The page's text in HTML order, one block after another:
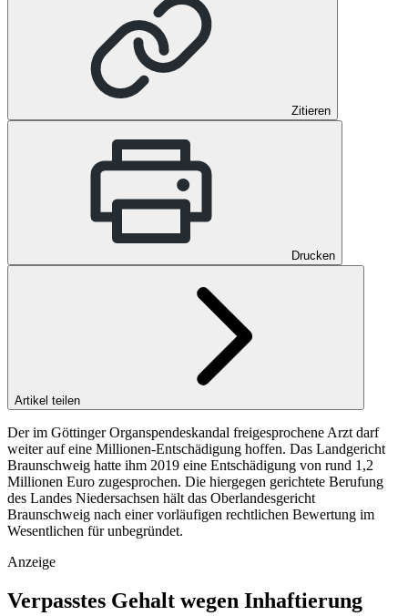
Zitieren
Drucken
Artikel teilen
Der im Göttinger Organspendeskandal freigesprochene Arzt darf
weiter auf eine Millionen-Entschädigung hoffen. Das Landgericht
Braunschweig hatte ihm 2019 eine Entschädigung von rund 1,2
Millionen Euro zugesprochen. Die hiergegen gerichtete Berufung
des Landes Niedersachsen hält das Oberlandesgericht
Braunschweig nach einer vorläufigen rechtlichen Bewertung im
Wesentlichen für unbegründet.
Anzeige
Verpasstes Gehalt wegen Inhaftierung